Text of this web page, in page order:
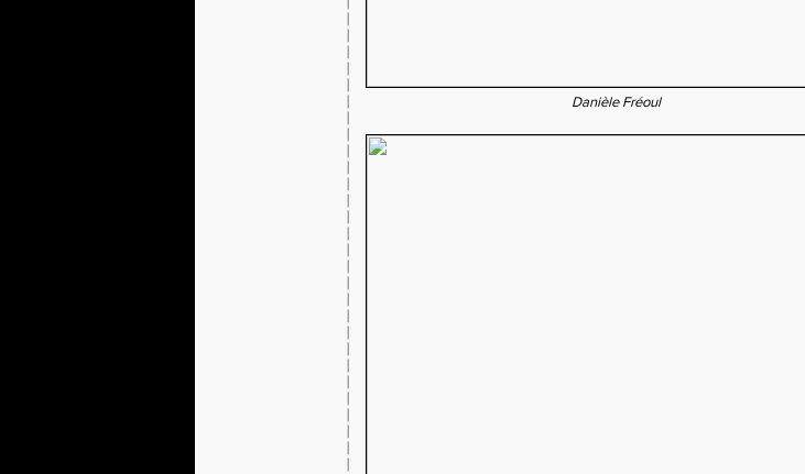
Danièle Fréoul